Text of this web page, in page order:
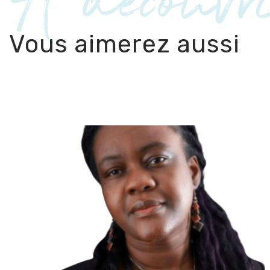
Vous aimerez aussi